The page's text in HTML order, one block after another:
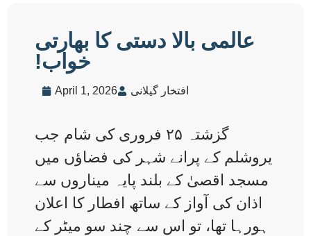
عالمی بالا دستی کا بھارتی
خواب!
April 1, 2026 افتخار گیلانی
گزشتہ ۲۵ فروری کی شام جب
یروشلم کے پرانے شہر کی فضاؤں میں
مسجد اقصیٰ کے بلند پایہ میناروں سے
اذان کی آواز کے ساتھ افطار کا اعلان
ہورہا تھا، تو اس سے چند سو میٹر کے